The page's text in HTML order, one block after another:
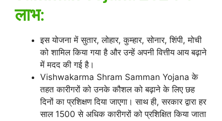
लाभ:
इस योजना में सुतार, लोहार, कुम्हार, सोनार, शिंपी, मोची
को शामिल किया गया है और उन्हें अपनी वित्तीय आय बढ़ाने
में मदद की गई है।
Vishwakarma Shram Samman Yojana के
तहत कारीगरों को उनके कौशल को बढ़ाने के लिए छह
दिनों का प्रशिक्षण दिया जाएगा। साथ ही, सरकार द्वारा हर
साल 1500 से अधिक कारीगरों को प्रशिक्षित किया जाता